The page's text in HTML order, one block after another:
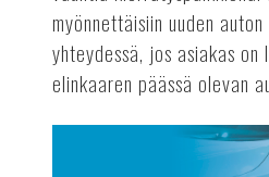
myönnettäisiin uuden auton
yhteydessä, jos asiakas on
elinkaaren päässä olevan